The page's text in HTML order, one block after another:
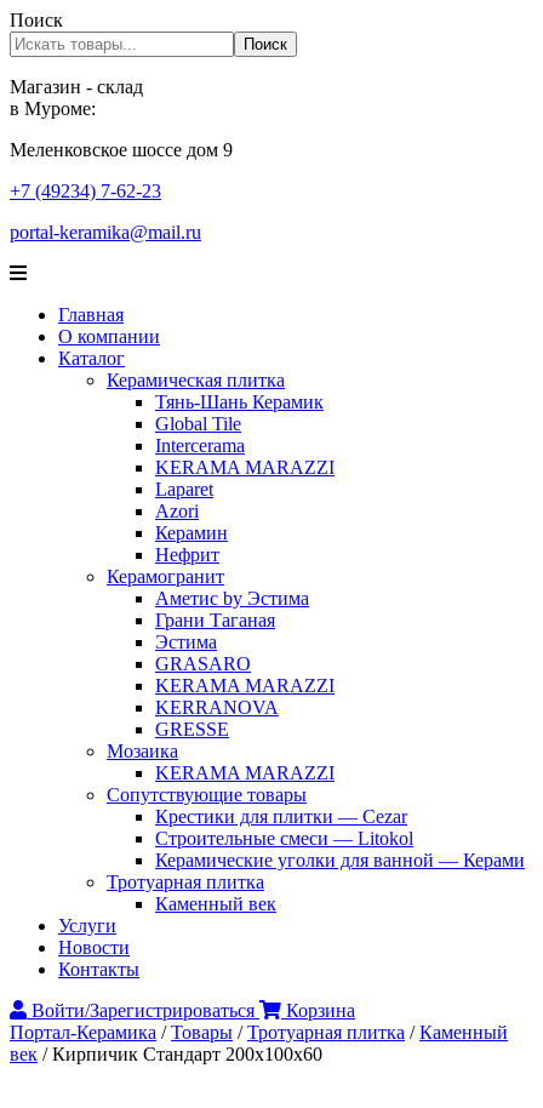
Поиск
Поиск
Магазин - склад
в Муроме:
Меленковское шоссе дом 9
+7 (49234) 7-62-23
portal-keramika@mail.ru
Главная
О компании
Каталог
Керамическая плитка
Тянь-Шань Керамик
Global Tile
Intercerama
KERAMA MARAZZI
Laparet
Аzori
Керамин
Нефрит
Керамогранит
Аметис by Эстима
Грани Таганая
Эстима
GRASARO
KERAMA MARAZZI
KERRANOVA
GRESSE
Мозаика
KERAMA MARAZZI
Сопутствующие товары
Крестики для плитки — Cezar
Строительные смеси — Litokol
Керамические уголки для ванной — Керами
Тротуарная плитка
Каменный век
Услуги
Новости
Контакты
Войти/Зарегистрироваться
Корзина
Портал-Керамика /Товары /Тротуарная плитка /Каменный
век /Кирпичик Стандарт 200x100x60